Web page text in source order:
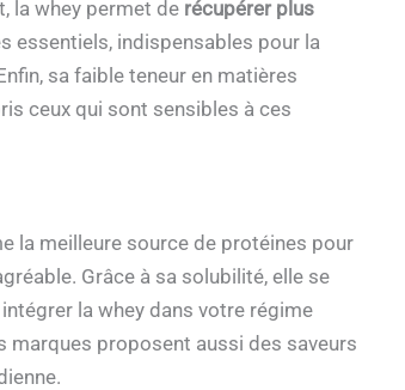
la whey permet de récupérer plus
essentiels, indispensables pour la
sa faible teneur en matières
ceux qui sont sensibles à ces
la meilleure source de protéines pour
Grâce à sa solubilité, elle se
la whey dans votre régime
marques proposent aussi des saveurs